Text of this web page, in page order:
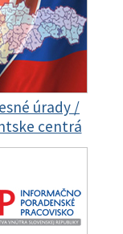
úrady /
centrá